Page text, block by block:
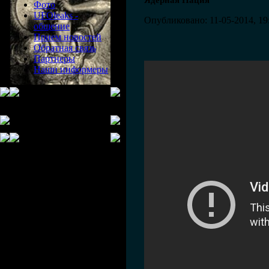
Фото
UFOleaks -
общение
Прием новостей
Обратная связь
Партнеры
Наши информеры
Опубликовано: 11-05-2014,